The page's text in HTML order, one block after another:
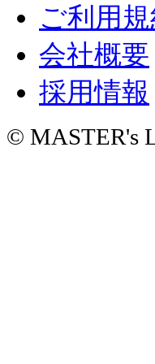
ご利用
会社概要
採用情報
© MASTER's